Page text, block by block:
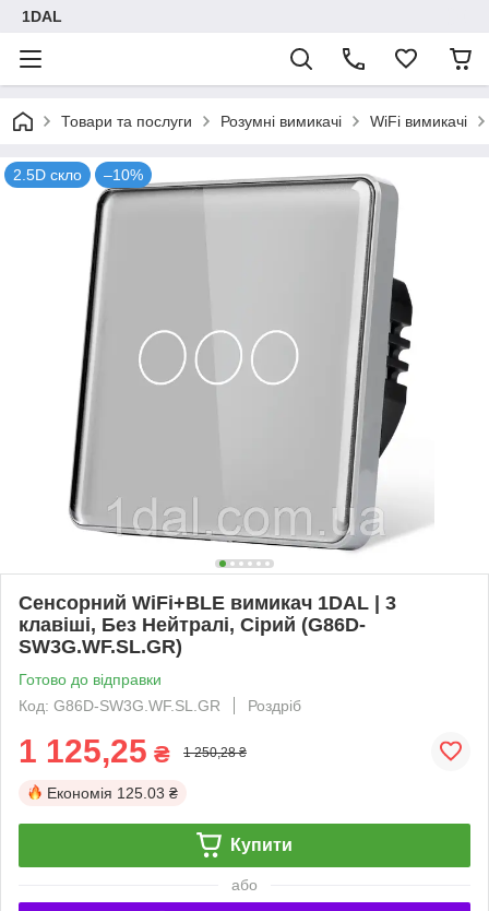
1DAL
Товари та послуги Розумні вимикачі WiFi вимикачі
2.5D скло –10%
Сенсорний WiFi+BLE вимикач 1DAL | 3
клавіші, Без Нейтралі, Сірий (G86D-
SW3G.WF.SL.GR)
Готово до відправки
Код: G86D-SW3G.WF.SL.GR
Роздріб
1 125,25 ₴ 1 250,28 ₴
Економія 125.03 ₴
Купити
або